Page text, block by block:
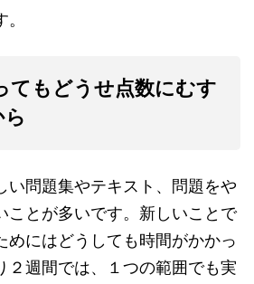
もどうせ点数にむす
い問題集やテキスト、問題をや
ことが多いです。新しいことで
めにはどうしても時間がかかっ
２週間では、１つの範囲でも実